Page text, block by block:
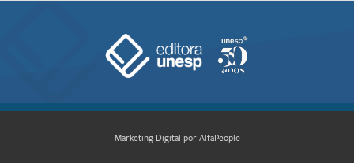
Marketing Digital por AlfaPeople